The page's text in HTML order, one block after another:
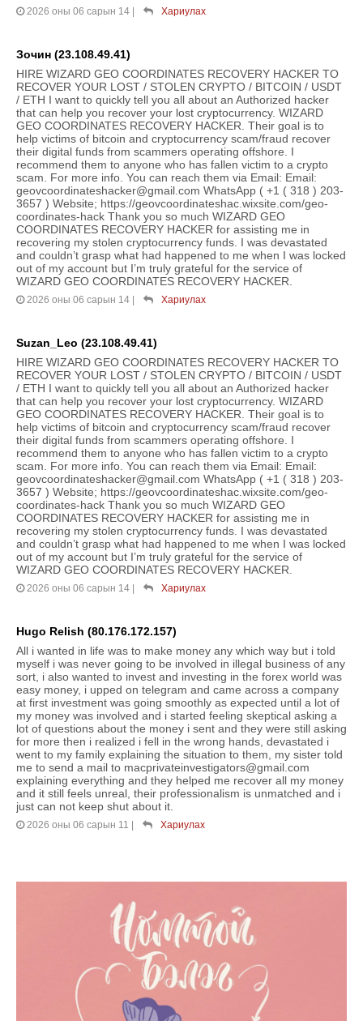
2026 оны 06 сарын 14 | Хариулах
Зочин (23.108.49.41)
HIRE WIZARD GEO COORDINATES RECOVERY HACKER TO
RECOVER YOUR LOST / STOLEN CRYPTO / BITCOIN / USDT
/ ETH I want to quickly tell you all about an Authorized hacker
that can help you recover your lost cryptocurrency. WIZARD
GEO COORDINATES RECOVERY HACKER. Their goal is to
help victims of bitcoin and cryptocurrency scam/fraud recover
their digital funds from scammers operating offshore. I
recommend them to anyone who has fallen victim to a crypto
scam. For more info. You can reach them via Email: Email:
geovcoordinateshacker@gmail.com WhatsApp ( +1 ( 318 ) 203-
3657 ) Website; https://geovcoordinateshac.wixsite.com/geo-
coordinates-hack Thank you so much WIZARD GEO
COORDINATES RECOVERY HACKER for assisting me in
recovering my stolen cryptocurrency funds. I was devastated
and couldn’t grasp what had happened to me when I was locked
out of my account but I’m truly grateful for the service of
WIZARD GEO COORDINATES RECOVERY HACKER.
2026 оны 06 сарын 14 | Хариулах
Suzan_Leo (23.108.49.41)
HIRE WIZARD GEO COORDINATES RECOVERY HACKER TO
RECOVER YOUR LOST / STOLEN CRYPTO / BITCOIN / USDT
/ ETH I want to quickly tell you all about an Authorized hacker
that can help you recover your lost cryptocurrency. WIZARD
GEO COORDINATES RECOVERY HACKER. Their goal is to
help victims of bitcoin and cryptocurrency scam/fraud recover
their digital funds from scammers operating offshore. I
recommend them to anyone who has fallen victim to a crypto
scam. For more info. You can reach them via Email: Email:
geovcoordinateshacker@gmail.com WhatsApp ( +1 ( 318 ) 203-
3657 ) Website; https://geovcoordinateshac.wixsite.com/geo-
coordinates-hack Thank you so much WIZARD GEO
COORDINATES RECOVERY HACKER for assisting me in
recovering my stolen cryptocurrency funds. I was devastated
and couldn’t grasp what had happened to me when I was locked
out of my account but I’m truly grateful for the service of
WIZARD GEO COORDINATES RECOVERY HACKER.
2026 оны 06 сарын 14 | Хариулах
Hugo Relish (80.176.172.157)
All i wanted in life was to make money any which way but i told
myself i was never going to be involved in illegal business of any
sort, i also wanted to invest and investing in the forex world was
easy money, i upped on telegram and came across a company
at first investment was going smoothly as expected until a lot of
my money was involved and i started feeling skeptical asking a
lot of questions about the money i sent and they were still asking
for more then i realized i fell in the wrong hands, devastated i
went to my family explaining the situation to them, my sister told
me to send a mail to macprivateinvestigators@gmail.com
explaining everything and they helped me recover all my money
and it still feels unreal, their professionalism is unmatched and i
just can not keep shut about it.
2026 оны 06 сарын 11 | Хариулах